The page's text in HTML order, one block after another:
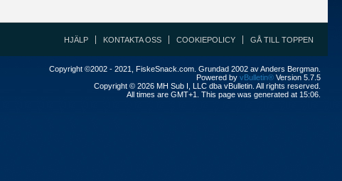
HJÄLP KONTAKTA OSS COOKIEPOLICY GÅ TILL TOPPEN
Copyright ©2002 - 2021, FiskeSnack.com. Grundad 2002 av Anders Bergman.
Powered by vBulletin® Version 5.7.5
Copyright © 2026 MH Sub I, LLC dba vBulletin. All rights reserved.
All times are GMT+1. This page was generated at 15:06.